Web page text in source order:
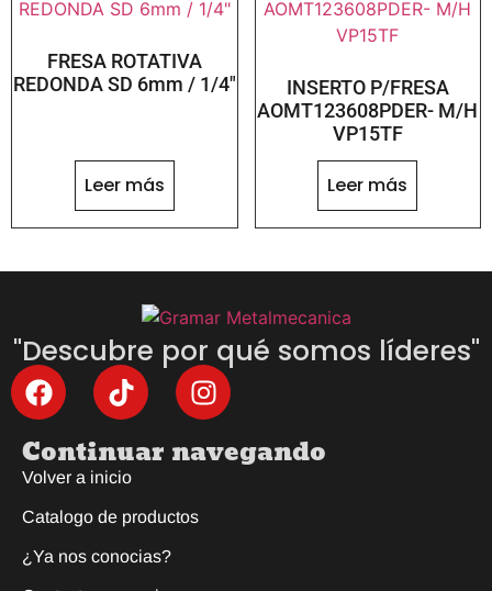
FRESA ROTATIVA
REDONDA SD 6mm / 1/4″
Leer más
INSERTO P/FRESA
AOMT123608PDER- M/H
VP15TF
Leer más
"Descubre por qué somos líderes"
Continuar navegando
Volver a inicio
Catalogo de productos
¿Ya nos conocias?